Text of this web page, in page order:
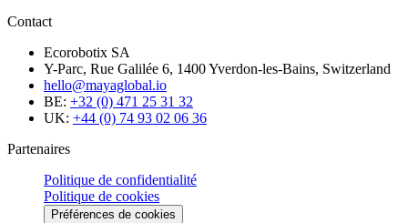
Contact
Ecorobotix SA
Y-Parc, Rue Galilée 6, 1400 Yverdon-les-Bains, Switzerland
hello@mayaglobal.io
BE: +32 (0) 471 25 31 32
UK: +44 (0) 74 93 02 06 36
Partenaires
Politique de confidentialité
Politique de cookies
Préférences de cookies